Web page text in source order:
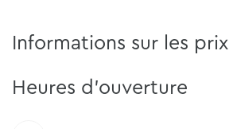
Informations sur les prix
Heures d'ouverture